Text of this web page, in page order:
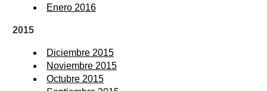
Enero 2016
2015
Diciembre 2015
Noviembre 2015
Octubre 2015